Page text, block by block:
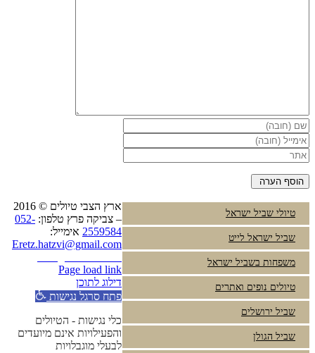
טיולי שביל ישראל
שביל ישראל לייט
משפחות בשביל ישראל
טיולים נופים ואתרים
שביל ירושלים
שביל הגולן
ארץ הצבי טיולים © 2016
– צביקה פרץ טלפון: 052-
2559584 אימייל:
Eretz.hatzvi@gmail.com
Page load link
דילוג לתוכן
פתח סרגל נגישות
כלי נגישות - הטיולים
והפעילויות אינם מיועדים
לבעלי מוגבלויות